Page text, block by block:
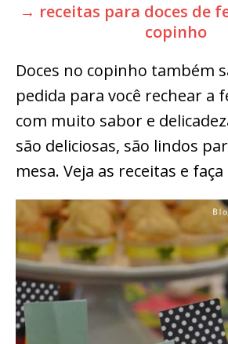
→ receitas para doces de
copinho
Doces no copinho também
pedida para você rechear a
com muito sabor e
são deliciosas, são lindos
mesa. Veja as receitas e